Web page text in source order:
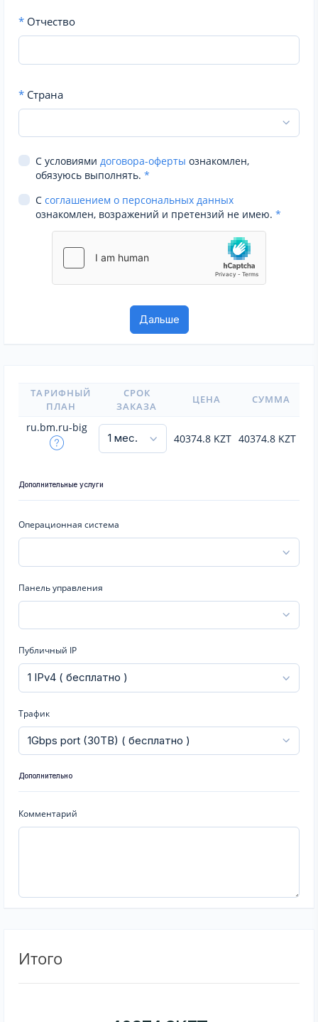
* Отчество
* Страна
С условиями договора-оферты ознакомлен,
обязуюсь выполнять. *
С соглашением о персональных данных
ознакомлен, возражений и претензий не имею. *
ТАРИФНЫЙ
ПЛАН
СРОК
ЗАКАЗА
ЦЕНА СУММА
ru.bm.ru-big
40374.8 KZT 40374.8 KZT
Дополнительные услуги
Операционная система
Панель управления
Публичный IP
Трафик
Дополнительно
Комментарий
Итого